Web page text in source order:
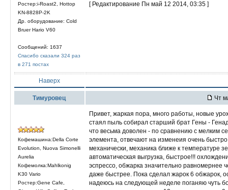
Ростер:i-Roast2, Hottop
KN-8828P-2K
Др. оборудование: Cold
Bruer Hario V60
Сообщений: 1637
Спасибо сказали 324 раз
в 271 постах
[ Редактирование Пн май 12 2014, 03:35 ]
Наверх
Тимуровец Чт
Кофемашина:Della Corte
Evolution, Nuova Simonelli
Aurelia
Кофемолка:Mahlkonig
K30 Vario
Ростер:Gene Cafe,
Привет, жаркая пора, много работы, новые
стаял пыль собирал старший брат Гены -
что весьма доволен - по сравнению с мелким
элемента, отвечают на изменеия очень
механически, механика ближе к температуре
автоматическая выгрузка, быстрое!!!
эспрессо, обжарка значительно равномернее
даже быстрее. Пока сделал жарок 6 обжарок,
надеюсь на следующей неделе поганяю чуть